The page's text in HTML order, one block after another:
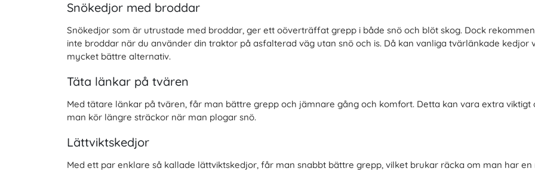
Snökedjor med broddar
Snökedjor som är utrustade med broddar, ger ett oöverträffat grepp i både snö och blöt skog. Dock
inte broddar när du använder din traktor på asfalterad väg utan snö och is. Då kan vanliga tvärlänkade kedjor
mycket bättre alternativ.
Täta länkar på tvären
Med tätare länkar på tvären, får man bättre grepp och jämnare gång och komfort. Detta kan vara extra viktigt
man kör längre sträckor när man plogar snö.
Lättviktskedjor
Med ett par enklare så kallade lättviktskedjor, får man snabbt bättre grepp, vilket brukar räcka om man har en